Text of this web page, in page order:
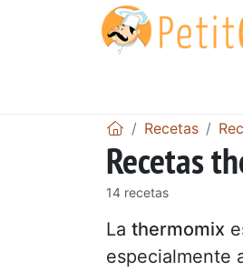
Recetas
Recetas
14 recetas
La thermomix
especialmente